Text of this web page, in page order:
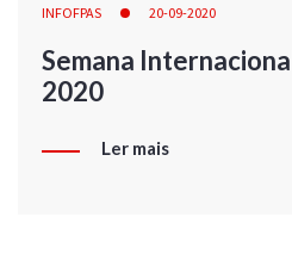
INFOFPAS 20-09-2020
Semana
2020
Ler mais